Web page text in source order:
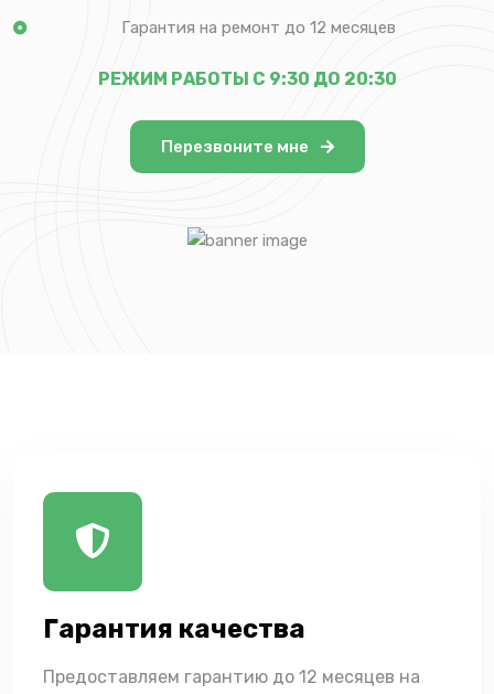
Гарантия на ремонт до 12 месяцев
РЕЖИМ РАБОТЫ С 9:30 ДО 20:30
Перезвоните мне
Гарантия качества
Предоставляем гарантию до 12 месяцев на